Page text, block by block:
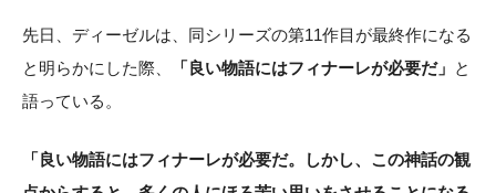
先日、ディーゼルは、同シリーズの第11作目が最終作になる
と明らかにした際、
「良い物語にはフィナーレが必要だ」 と
語っている。
「良い物語にはフィナーレが必要だ。しかし、この神話の観